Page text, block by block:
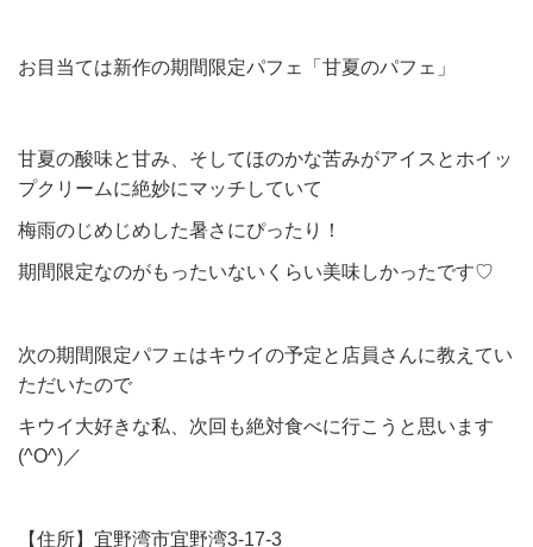
お目当ては新作の期間限定パフェ「甘夏のパフェ」
甘夏の酸味と甘み、そしてほのかな苦みがアイスとホイッ
プクリームに絶妙にマッチしていて
梅雨のじめじめした暑さにぴったり！
期間限定なのがもったいないくらい美味しかったです♡
次の期間限定パフェはキウイの予定と店員さんに教えてい
ただいたので
キウイ大好きな私、次回も絶対食べに行こうと思います
(^O^)／
【住所】宜野湾市宜野湾3-17-3